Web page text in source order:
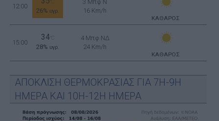
12:00
26% υγρ.
3 Μπφ N
16 Km/h
ΚΑΘΑΡΟΣ
15:00
34°C
28% υγρ.
4 Μπφ ΝΔ
24 Km/h
ΚΑΘΑΡΟΣ
ΑΠΟΚΛΙΣΗ ΘΕΡΜΟΚΡΑΣΙΑΣ ΓΙΑ 7Η-9Η
ΗΜΕΡΑ ΚΑΙ 10Η-12Η ΗΜΕΡΑ